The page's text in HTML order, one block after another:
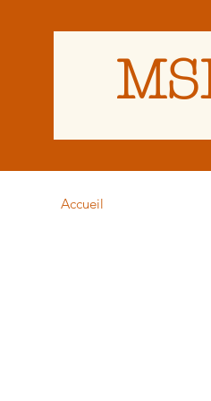
Accueil